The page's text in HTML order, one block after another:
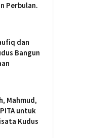
Perbulan.
dan
Bangun
Mahmud,
untuk
Kudus